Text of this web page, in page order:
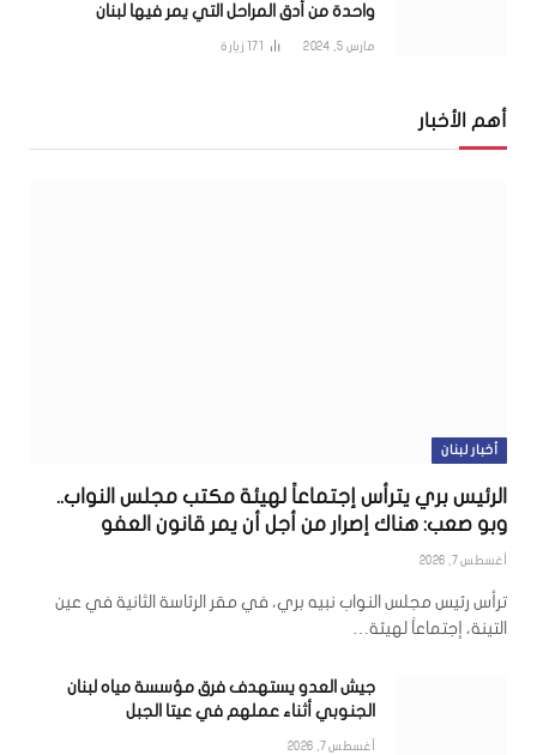
واحدة من أدق المراحل التي يمر فيها لبنان
مارس 5, 2024 171 زيارة
أهم الأخبار
أخبار لبنان
الرئيس بري يترأس إجتماعاً لهيئة مكتب مجلس النواب..
وبو صعب: هناك إصرار من أجل أن يمر قانون العفو
أغسطس 7, 2026
ترأس رئيس مجلس النواب نبيه بري، في مقر الرئاسة الثانية في عين
التينة، إجتماعاً لهيئة…
جيش العدو يستهدف فرق مؤسسة مياه لبنان
الجنوبي أثناء عملهم في عيتا الجبل
أغسطس 7, 2026